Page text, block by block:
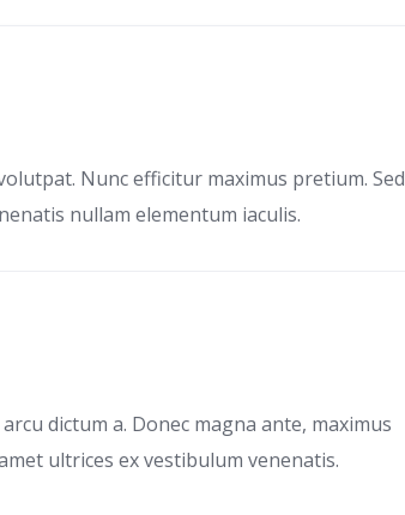
Nunc efficitur maximus pretium. Sed
nullam elementum iaculis.
dictum a. Donec magna ante, maximus
ultrices ex vestibulum venenatis.